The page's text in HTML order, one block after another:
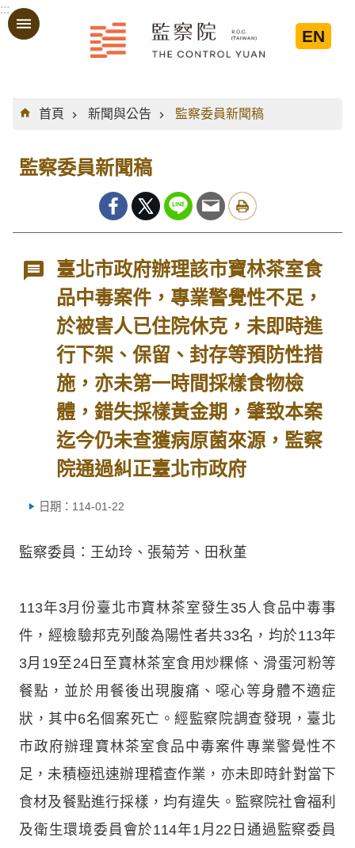
跳到主要內容區塊
:::
EN
:::
首頁
新聞與公告 監察委員新聞稿
監察委員新聞稿
臺北市政府辦理該市寶林茶室食
品中毒案件，專業警覺性不足，
於被害人已住院休克，未即時進
行下架、保留、封存等預防性措
施，亦未第一時間採樣食物檢
體，錯失採樣黃金期，肇致本案
迄今仍未查獲病原菌來源，監察
院通過糾正臺北市政府
日期：114-01-22
監察委員：王幼玲、張菊芳、田秋堇
113年3月份臺北市寶林茶室發生35人食品中毒事
件，經檢驗邦克列酸為陽性者共33名，均於113年
3月19至24日至寶林茶室食用炒粿條、滑蛋河粉等
餐點，並於用餐後出現腹痛、噁心等身體不適症
狀，其中6名個案死亡。經監察院調查發現，臺北
市政府辦理寶林茶室食品中毒案件專業警覺性不
足，未積極迅速辦理稽查作業，亦未即時針對當下
食材及餐點進行採樣，均有違失。監察院社會福利
及衛生環境委員會於114年1月22日通過監察委員